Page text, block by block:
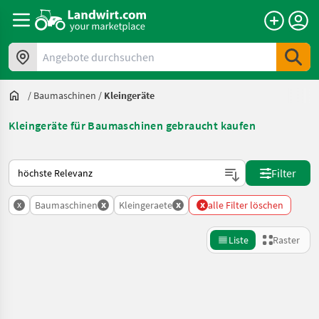
Angebote durchsuchen
/ Baumaschinen / Kleingeräte
Kleingeräte für Baumaschinen gebraucht kaufen
So wird auf Landwirt.com sortiert
Filter
x Baumaschinen x Kleingeraete x x alle Filter löschen
Liste Raster